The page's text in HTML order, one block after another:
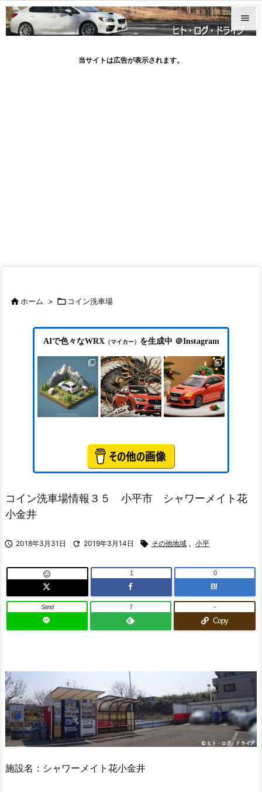

当サイトは広告が表示されます。
ホーム >  コイン洗車場
AIで色々なWRX （マイカー） を生成中 ＠Instagram
コイン洗車場情報３５ 小平市 シャワーメイト花
小金井
 2018年3月31日  2019年3月14日  その他地域 , 小平
 1
B!
0
Send 7
Copy
-
施設名：シャワーメイト花小金井